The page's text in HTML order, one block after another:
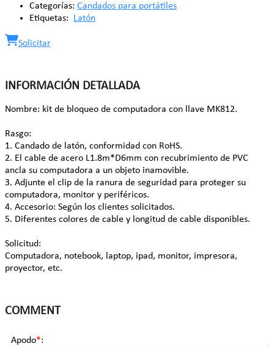
Categorías: Candados para portátiles
Etiquetas:
Latón
Solicitar
INFORMACIÓN DETALLADA
Nombre: kit de bloqueo de computadora con llave MK812.
Rasgo:
1. Candado de latón, conformidad con RoHS.
2. El cable de acero L1.8m*D6mm con recubrimiento de PVC
ancla su computadora a un objeto inamovible.
3. Adjunte el clip de la ranura de seguridad para proteger su
computadora, monitor y periféricos.
4. Accesorio: Según los clientes solicitados.
5. Diferentes colores de cable y longitud de cable disponibles.
Solicitud:
Computadora, notebook, laptop, ipad, monitor, impresora,
proyector, etc.
COMMENT
Apodo*: